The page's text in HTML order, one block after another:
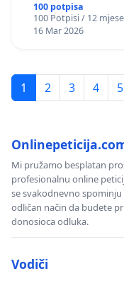
100 potpisa
100 Potpisi / 12
16 Mar 2026
1 2 3 4 5
Mi pružamo besplatan
profesionalnu online
se svakodnevno
odličan način da budete
donosioca odluka.
Vodiči